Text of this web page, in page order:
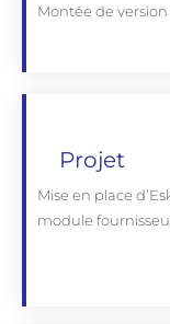
Montée de version
Projet
Mise en place
module